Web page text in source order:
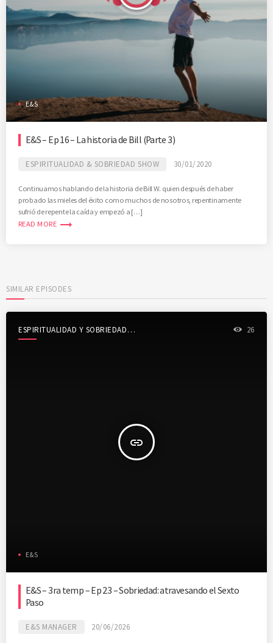
E&S
E&S – Ep 16 – La historia de Bill (Parte 3)
ESPIRITUALIDAD & SOBRIEDAD SHOW 30/01/2020
Continuamos hablando de la historia de Bill W. quien después de haber
probado las mieles del éxito como muchos de nosotros, repentinamente
sufrió de repente la caída y empezó a […]
READ MORE trending_flat
SIMILAR EPISODES
ESPIRITUALIDAD Y SOBRIEDAD
SHOW
insert_link
26
E&S
E&S – 3ra temp – Ep 23 – Sobriedad: atravesando el Sexto
Paso
E&S MANAGER 20/06/2026